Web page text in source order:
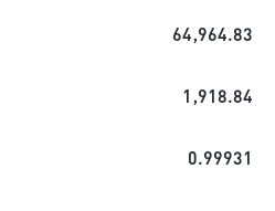
64,964.83
1,918.84
0.99931